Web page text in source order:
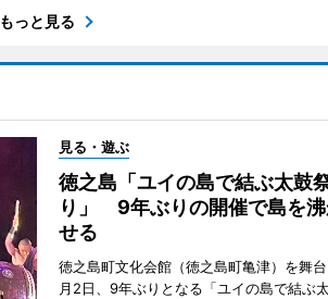
もっと見る
見る・遊ぶ
徳之島「ユイの島で結ぶ太鼓
り」 9年ぶりの開催で島を
せる
徳之島町文化会館（徳之島町亀津）を舞
月2日、9年ぶりとなる「ユイの島で結ぶ